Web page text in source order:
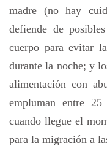
madre (no hay
defiende de
cuerpo para evitar
durante la noche; y
alimentación con
empluman entre
cuando llegue el
para la migración a